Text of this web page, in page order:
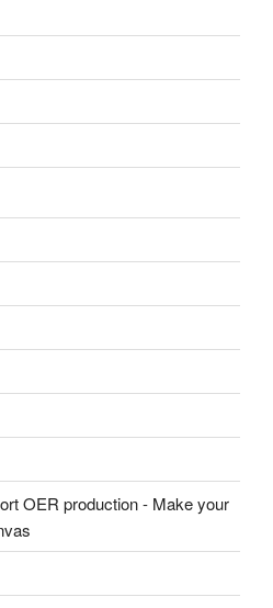
OER production - Make your